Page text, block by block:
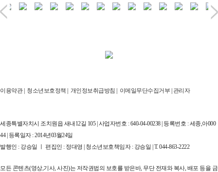
이용약관| 청소년보호정책 | 개인정보취급방침 | 이메일무단수집거부 | 관리자
세종특별자치시 조치원읍 새내12길 105 | 사업자번호 : 640-04-00238 | 등록번호 : 세종,아000
44 | 등록일자 : 2014년03월24일
발행인 : 강승일 ㅣ 편집인 : 정대영 | 청소년보호책임자 : 강승일 | T. 044-863-2222
모든 콘텐츠(영상,기사, 사진)는 저작권법의 보호를 받은바, 무단 전재와 복사, 배포 등을 금